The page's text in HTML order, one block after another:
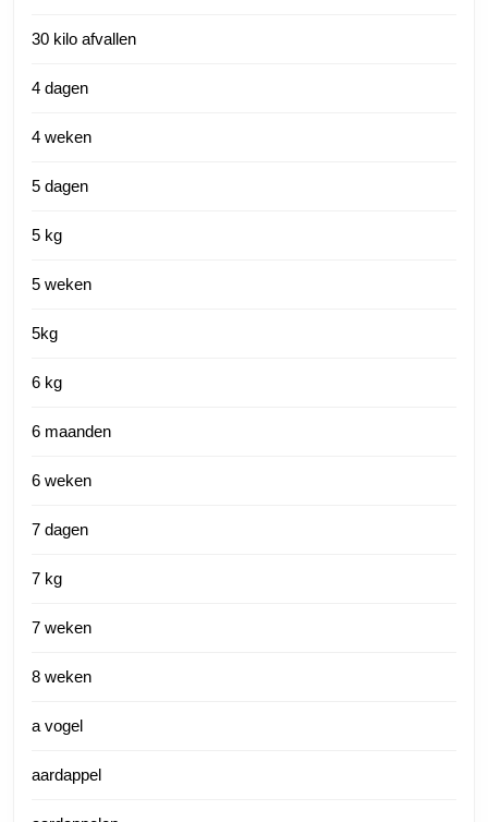
30 kilo afvallen
4 dagen
4 weken
5 dagen
5 kg
5 weken
5kg
6 kg
6 maanden
6 weken
7 dagen
7 kg
7 weken
8 weken
a vogel
aardappel